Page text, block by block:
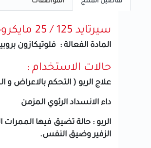
سيرتايد 125 / 25 مايكروجرام لكل جرعة
المادة الفعالة : فلوتيكازون
حالات الاستخدام :
علاج الربو ( التحكم بالاعراض و
داء الانسداد الرئوي المزمن
الربو : حالة تضيق فيها
الزفير وضيق النفس.